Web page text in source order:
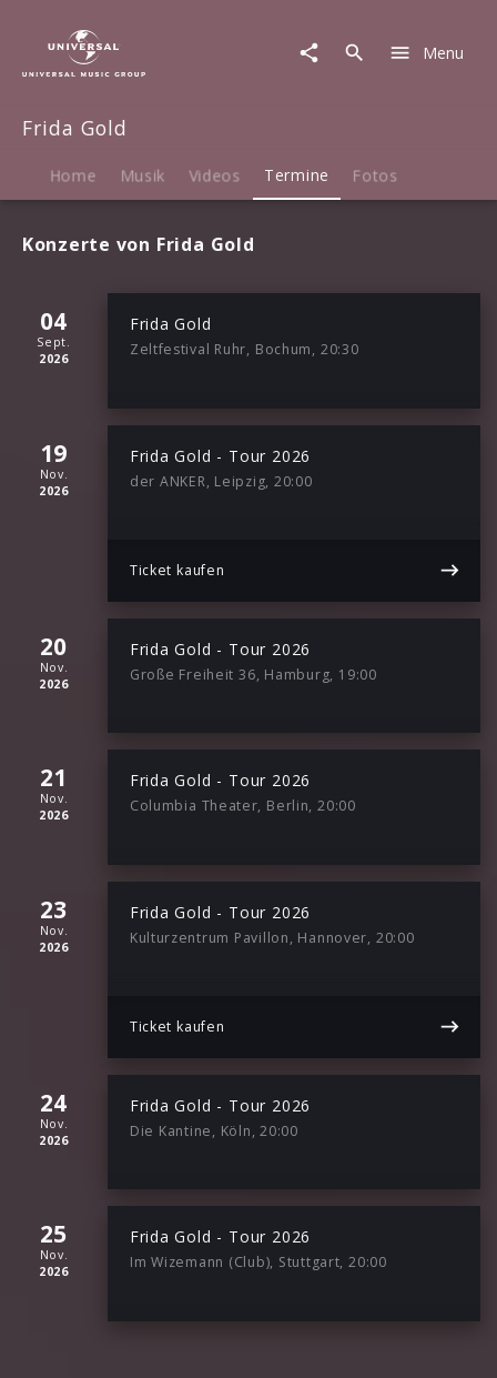
Termine
Menu
Frida Gold
Home Musik Videos Termine Fotos
Konzerte von Frida Gold
04
Sept.
2026
Frida Gold
Zeltfestival Ruhr, Bochum, 20:30
19
Nov.
2026
Frida Gold - Tour 2026
der ANKER, Leipzig, 20:00
Ticket kaufen
20
Nov.
2026
Frida Gold - Tour 2026
Große Freiheit 36, Hamburg, 19:00
21
Nov.
2026
Frida Gold - Tour 2026
Columbia Theater, Berlin, 20:00
23
Nov.
2026
Frida Gold - Tour 2026
Kulturzentrum Pavillon, Hannover, 20:00
Ticket kaufen
24
Nov.
2026
Frida Gold - Tour 2026
Die Kantine, Köln, 20:00
25
Nov.
2026
Frida Gold - Tour 2026
Im Wizemann (Club), Stuttgart, 20:00